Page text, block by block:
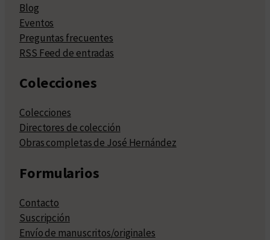
Blog
Eventos
Preguntas frecuentes
RSS Feed de entradas
Colecciones
Colecciones
Directores de colección
Obras completas de José Hernández
Formularios
Contacto
Suscripción
Envío de manuscritos/originales